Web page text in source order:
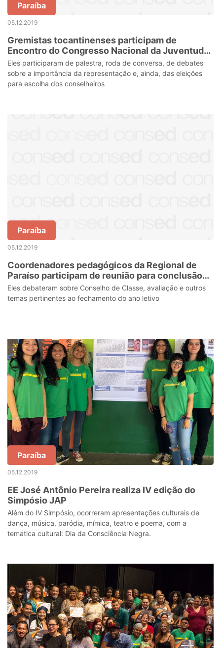
Paraíba
05.12.2019
Gremistas tocantinenses participam de
Encontro do Congresso Nacional da Juventude
em Brasília
Eles participaram de palestra, roda de conversa, de debates
sobre a importância da representação e, ainda, das eleições
para escolha dos conselheiros
Paraíba
05.12.2019
Coordenadores pedagógicos da Regional de
Paraíso participam de reunião para conclusão
do ano letivo
Eles debateram sobre Conselho de Classe, avaliação e outros
temas pertinentes ao fechamento do ano letivo
Paraíba
05.12.2019
EE José Antônio Pereira realiza IV edição do
Simpósio JAP
Além do IV Simpósio, ocorreram apresentações culturais de
dança, música, paródia, mímica, teatro e poema, com a
temática cultural: Dia da Consciência Negra.